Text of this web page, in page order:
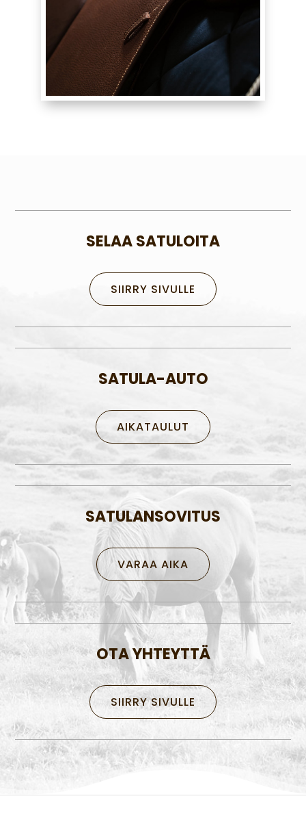
SELAA SATULOITA
SIIRRY SIVULLE
SATULA-AUTO
AIKATAULUT
SATULANSOVITUS
VARAA AIKA
OTA YHTEYTTÄ
SIIRRY SIVULLE